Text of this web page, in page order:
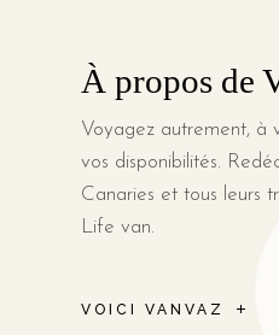
À propos de
Voyagez autrement, à
vos disponibilités.
Canaries et tous leurs
Life van.
VOICI VANVAZ